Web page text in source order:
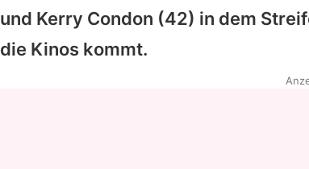
und Kerry Condon (42) in dem
die Kinos kommt.